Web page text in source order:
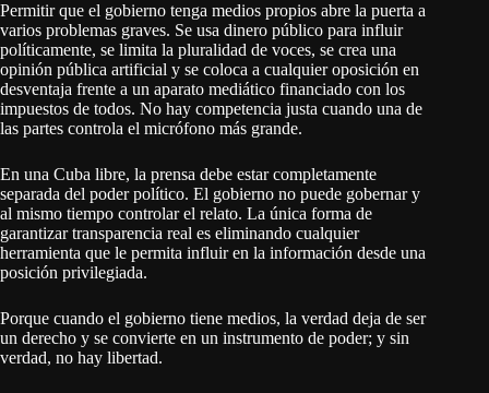
Permitir que el gobierno tenga medios propios abre la puerta a
varios problemas graves. Se usa dinero público para influir
políticamente, se limita la pluralidad de voces, se crea una
opinión pública artificial y se coloca a cualquier oposición en
desventaja frente a un aparato mediático financiado con los
impuestos de todos. No hay competencia justa cuando una de
las partes controla el micrófono más grande.
En una Cuba libre, la prensa debe estar completamente
separada del poder político. El gobierno no puede gobernar y
al mismo tiempo controlar el relato. La única forma de
garantizar transparencia real es eliminando cualquier
herramienta que le permita influir en la información desde una
posición privilegiada.
Porque cuando el gobierno tiene medios, la verdad deja de ser
un derecho y se convierte en un instrumento de poder; y sin
verdad, no hay libertad.